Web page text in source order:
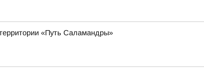
«Путь Саламандры»